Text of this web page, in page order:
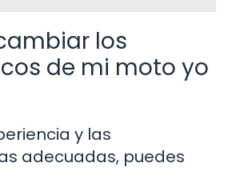
los
de mi moto yo
y las
adecuadas, puedes